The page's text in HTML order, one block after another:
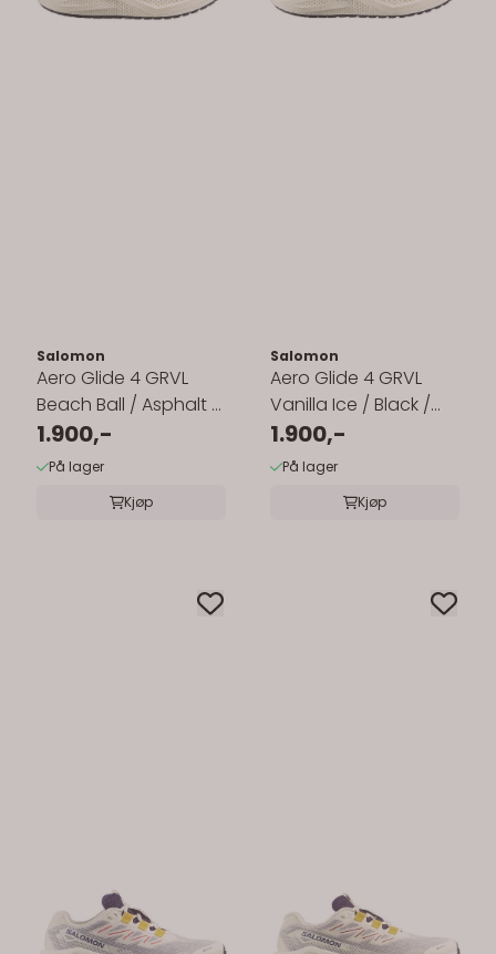
Salomon
Aero Glide 4 GRVL
Beach Ball / Asphalt /
Vanilla Ice
1.900,-
På lager
Kjøp
Salomon
Aero Glide 4 GRVL
Vanilla Ice / Black /
Iron
1.900,-
På lager
Kjøp